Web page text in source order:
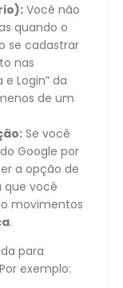
Você não
quando o
se cadastrar
nas
Login” da
de um
Se você
Google por
a opção de
que você
movimentos
.
para
exemplo: